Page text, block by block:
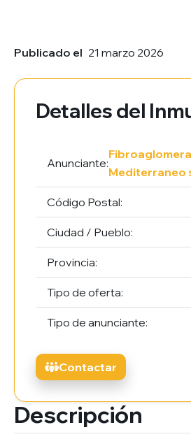
Publicado el 21 marzo 2026
Descripción
Detalles del
Anunciante:
Mediterraneo
Código Postal:
Ciudad / Pueblo:
Provincia:
Tipo de oferta:
Tipo de anunciante:
Contactar